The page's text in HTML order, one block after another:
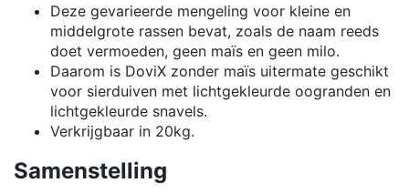
Deze gevarieerde mengeling voor kleine en
middelgrote rassen bevat, zoals de naam reeds
doet vermoeden, geen maïs en geen milo.
Daarom is DoviX zonder maïs uitermate geschikt
voor sierduiven met lichtgekleurde oogranden en
lichtgekleurde snavels.
Verkrijgbaar in 20kg.
Samenstelling